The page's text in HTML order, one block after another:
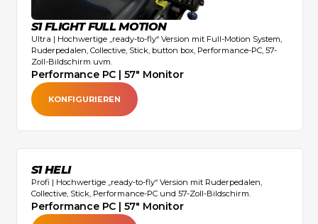
S1 FLIGHT FULL MOTION
Ultra | Hochwertige „ready-to-fly“ Version mit Full-Motion System,
Ruderpedalen, Collective, Stick, button box, Performance-PC, 57-
Zoll-Bildschirm uvm.
Performance PC | 57" Monitor
KONFIGURIEREN
S1 HELI
Profi | Hochwertige „ready-to-fly“ Version mit Ruderpedalen,
Collective, Stick, Performance-PC und 57-Zoll-Bildschirm.‍
Performance PC | 57" Monitor